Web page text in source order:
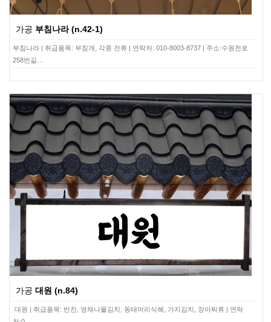
가공 부침나라 (n.42-1)
부침나라 | 취급품목: 부침개, 각종 전류 | 연락처: 010-8003-8737 | 주소:수원천로
258번길…
가공 대원 (n.84)
대원 | 취급품목: 반찬, 영채나물김치, 동태머리식혜, 가지김치, 장아찌류 | 연락